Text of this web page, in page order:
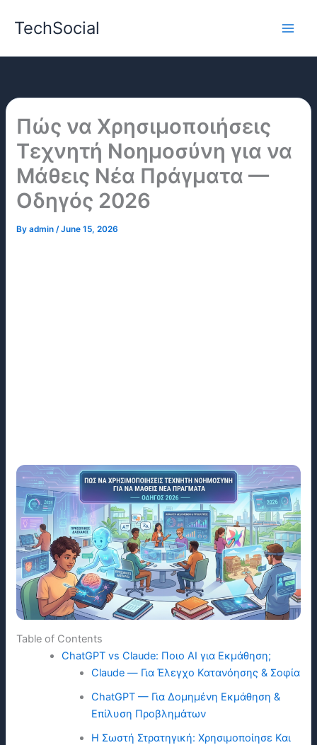
TechSocial
Πώς να Χρησιμοποιήσεις
Τεχνητή Νοημοσύνη για να
Μάθεις Νέα Πράγματα —
Οδηγός 2026
Byadmin/June 15, 2026
Table of Contents
ChatGPT vs Claude: Ποιο ΑΙ για Εκμάθηση;
Claude — Για Έλεγχο Κατανόησης & Σοφία
ChatGPT — Για Δομημένη Εκμάθηση &
Επίλυση Προβλημάτων
Η Σωστή Στρατηγική: Χρησιμοποίησε Και